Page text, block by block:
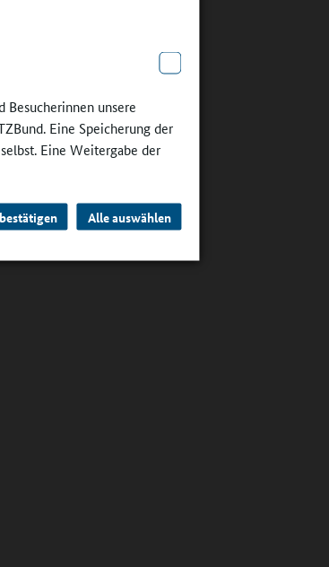
unsere
Eine Speicherung der
Eine Weitergabe der
Alle auswählen